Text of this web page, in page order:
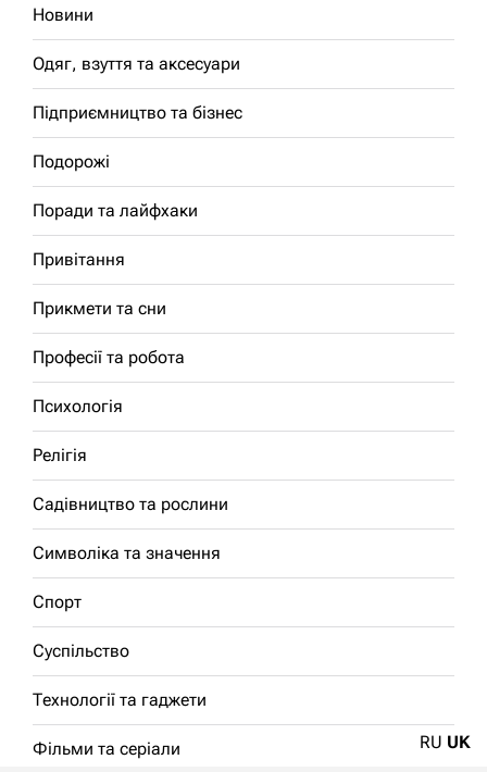
Новини
Одяг, взуття та аксесуари
Підприємництво та бізнес
Подорожі
Поради та лайфхаки
Привітання
Прикмети та сни
Професії та робота
Психологія
Релігія
Садівництво та рослини
Символіка та значення
Спорт
Суспільство
Технології та гаджети
Фільми та серіали RU UK